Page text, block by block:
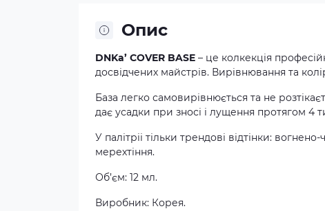
Опис
DNKa’ COVER BASE – це колкекція
досвідчених майстрів. Вирівнювання та
База легко самовирівнюється та не
дає усадки при зносі і лущення протягом 4
У палітріі тільки трендові відтінки:
мерехтіння.
Об’єм: 12 мл.
Виробник: Корея.